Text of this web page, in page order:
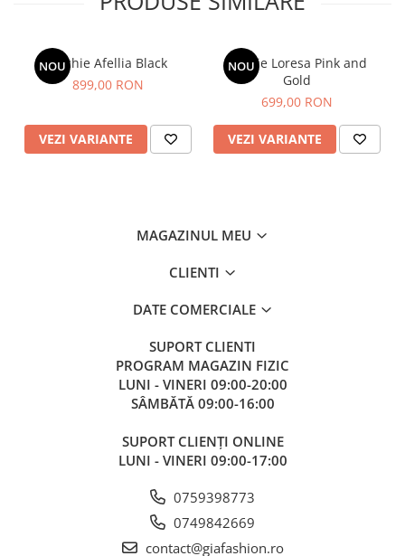
NOU
Rochie Afellia Black
899,00 RON
VEZI VARIANTE
NOU
Rochie Loresa Pink and
Gold
699,00 RON
VEZI VARIANTE
MAGAZINUL MEU
CLIENTI
DATE COMERCIALE
SUPORT CLIENTI
PROGRAM MAGAZIN FIZIC
LUNI - VINERI 09:00-20:00
SÂMBĂTĂ 09:00-16:00
SUPORT CLIENȚI ONLINE
LUNI - VINERI 09:00-17:00
0759398773
0749842669
contact@giafashion.ro